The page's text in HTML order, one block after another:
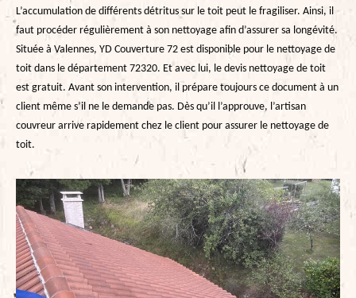
L’accumulation de différents détritus sur le toit peut le fragiliser. Ainsi, il
faut procéder régulièrement à son nettoyage afin d’assurer sa longévité.
Située à Valennes, YD Couverture 72 est disponible pour le nettoyage de
toit dans le département 72320. Et avec lui, le devis nettoyage de toit
est gratuit. Avant son intervention, il prépare toujours ce document à un
client même s’il ne le demande pas. Dès qu’il l’approuve, l’artisan
couvreur arrive rapidement chez le client pour assurer le nettoyage de
toit.